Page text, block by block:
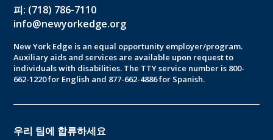
피: (718) 786-7110
info@newyorkedge.org
New York Edge is an equal opportunity employer/program.
Auxiliary aids and services are available upon request to
individuals with disabilities. The TTY service number is 800-
662-1220 for English and 877-662-4886 for Spanish.
우리 팀에 합류하세요